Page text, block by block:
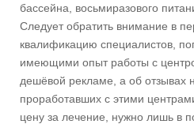
бассейна, восьмиразового
Следует обратить внимание в
квалификацию специалистов,
имеющими опыт работы с
дешёвой рекламе, а об отзывах
проработавших с этими
цену за лечение, нужно лишь в